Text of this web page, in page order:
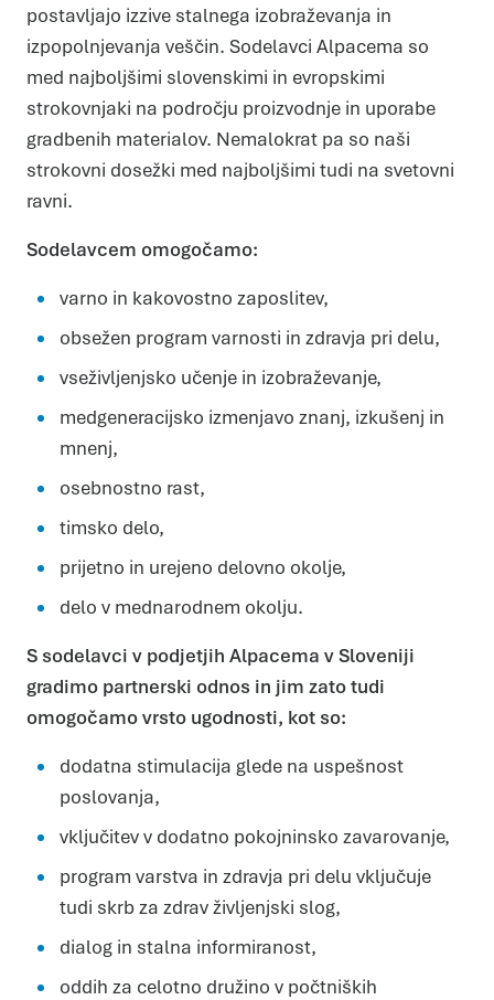
postavljajo izzive stalnega izobraževanja in
izpopolnjevanja veščin. Sodelavci Alpacema so
med najboljšimi slovenskimi in evropskimi
strokovnjaki na področju proizvodnje in uporabe
gradbenih materialov. Nemalokrat pa so naši
strokovni dosežki med najboljšimi tudi na svetovni
ravni.
Sodelavcem omogočamo:
varno in kakovostno zaposlitev,
obsežen program varnosti in zdravja pri delu,
vseživljenjsko učenje in izobraževanje,
medgeneracijsko izmenjavo znanj, izkušenj in
mnenj,
osebnostno rast,
timsko delo,
prijetno in urejeno delovno okolje,
delo v mednarodnem okolju.
S sodelavci v podjetjih Alpacema v Sloveniji
gradimo partnerski odnos in jim zato tudi
omogočamo vrsto ugodnosti, kot so:
dodatna stimulacija glede na uspešnost
poslovanja,
vključitev v dodatno pokojninsko zavarovanje,
program varstva in zdravja pri delu vključuje
tudi skrb za zdrav življenjski slog,
dialog in stalna informiranost,
oddih za celotno družino v počtniških